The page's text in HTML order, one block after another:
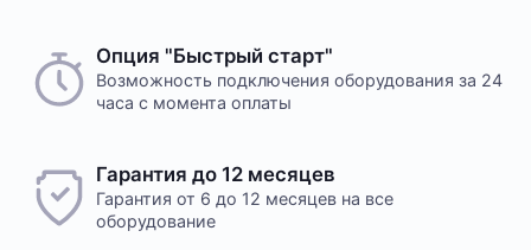
На этот товар пока нет отзывов
Желаете оставить отзыв?
Нам важно знать ваше мнение о популярном
оборудовании для майнинга. Так мы улучшаем
ассортимент нашего интернет-⁠магазина.
Способ оплаты любого заказа вы можете выбрать
при его оформлении. Оплата производится только
в рублях. После подтверждения заказа, с вами
центров
Опция "Быстрый старт"
Возможность подключения оборудования за 24
часа с момента оплаты
Гарантия до 12 месяцев
Гарантия от 6 до 12 месяцев на все
оборудование